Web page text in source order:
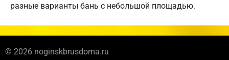
разные варианты бань с небольшой площадью.
© 2026 noginskbrusdoma.ru